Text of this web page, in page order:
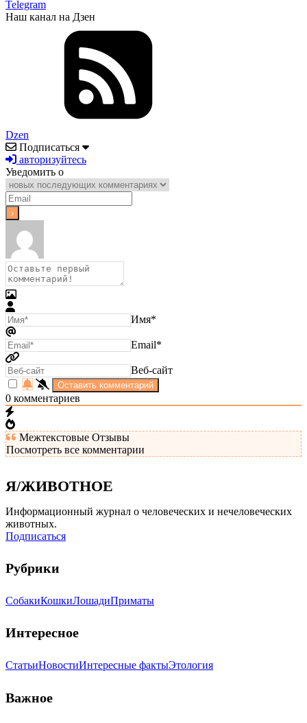
Telegram
Наш канал на Дзен
Dzen
Подписаться
авторизуйтесь
Уведомить о
Имя*
Email*
Веб-сайт
0 комментариев
Межтекстовые Отзывы
Посмотреть все комментарии
Я/ЖИВОТНОЕ
Информационный журнал о человеческих и нечеловеческих
животных.
Подписаться
Рубрики
СобакиКошкиЛошадиПриматы
Интересное
СтатьиНовостиИнтересные фактыЭтология
Важное